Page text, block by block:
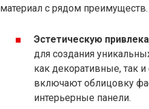
материал с рядом
Эстетическую
для создания
как декоративные, так
включают облицовку
интерьерные панели.